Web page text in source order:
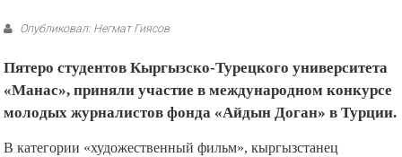
Опубликовал: Негмат Гиясов
Пятеро студентов Кыргызско-Турецкого университета
«Манас», приняли участие в международном конкурсе
молодых журналистов фонда «Айдын Доган» в Турции.
В категории «художественный фильм», кыргызстанец